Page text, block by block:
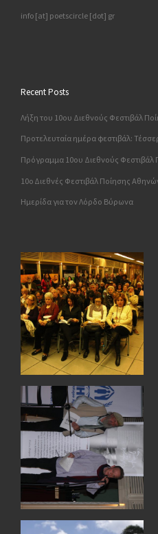
info [at] poetscircle [dot] gr
Recent Posts
Λήξη του 10ου Διεθνούς Φεστιβάλ
Προτελευταία ημέρα φεστιβάλ:
Πρόγραμμα 10ου Διεθνούς Φεστιβάλ
10o Διεθνές Φεστιβάλ Ποίησης
Ημερίδα για τον Λόρδο Βύρωνα